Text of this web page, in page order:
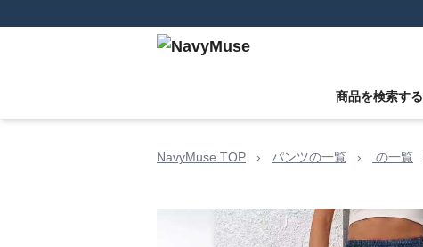
商品を検索する
NavyMuse TOP › パンツの一覧 › .の一覧